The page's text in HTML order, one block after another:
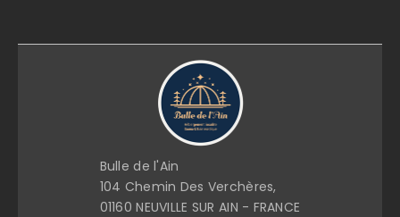
Bulle de l'Ain
104 Chemin Des Verchères,
01160 NEUVILLE SUR AIN - FRANCE